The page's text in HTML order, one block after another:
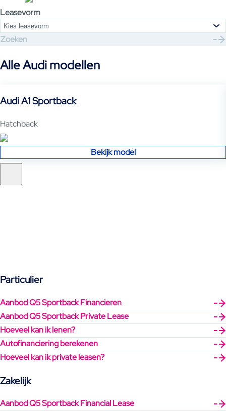
Leasevorm
Kies leasevorm
Zoeken
Alle Audi modellen
Audi A1 Sportback
Hatchback
Bekijk model
Particulier
Aanbod Q5 Sportback Financieren
Aanbod Q5 Sportback Private Lease
Hoeveel kan ik lenen?
Autofinanciering berekenen
Hoeveel kan ik private leasen?
Zakelijk
Aanbod Q5 Sportback Financial Lease